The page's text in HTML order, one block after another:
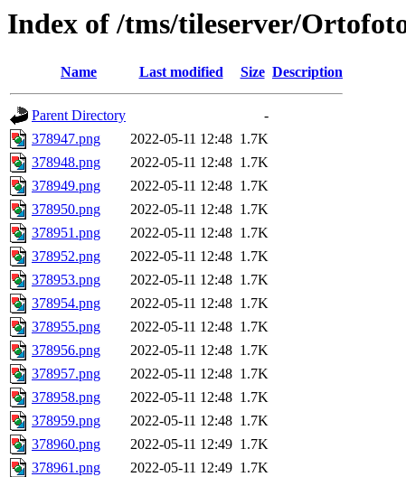
Index of /tms/tileserver/
Name Last modified Size Description
Parent Directory
-
378947.png
2022-05-11 12:48 1.7K
378948.png
2022-05-11 12:48 1.7K
378949.png
2022-05-11 12:48 1.7K
378950.png
2022-05-11 12:48 1.7K
378951.png
2022-05-11 12:48 1.7K
378952.png
2022-05-11 12:48 1.7K
378953.png
2022-05-11 12:48 1.7K
378954.png
2022-05-11 12:48 1.7K
378955.png
2022-05-11 12:48 1.7K
378956.png
2022-05-11 12:48 1.7K
378957.png
2022-05-11 12:48 1.7K
378958.png
2022-05-11 12:48 1.7K
378959.png
2022-05-11 12:48 1.7K
378960.png
2022-05-11 12:49 1.7K
378961.png
2022-05-11 12:49 1.7K